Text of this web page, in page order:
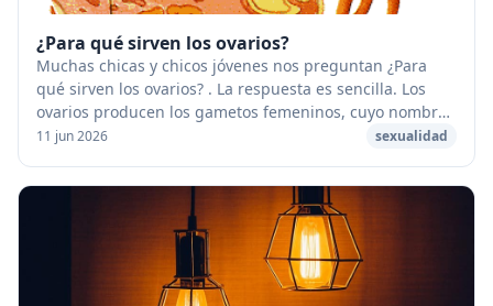
¿Para qué sirven los ovarios?
Muchas chicas y chicos jóvenes nos preguntan ¿Para
qué sirven los ovarios? . La respuesta es sencilla. Los
ovarios producen los gametos femeninos, cuyo nombre
cambia (ovocito, folículo, óvulo) en func...
11 jun 2026 sexualidad